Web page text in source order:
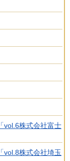
vol.6株式会社富士
vol.8株式会社埼玉